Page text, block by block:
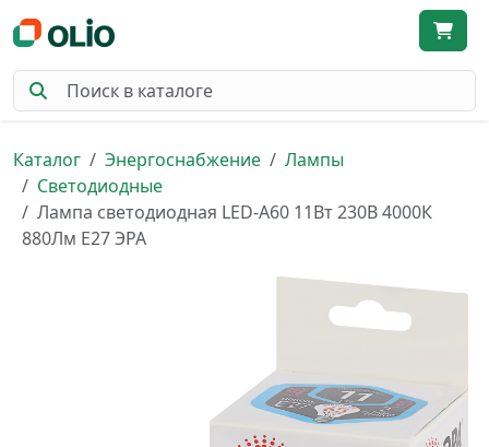
Каталог Энергоснабжение
Лампы
Светодиодные
Лампа светодиодная LED-A60 11Вт 230В 4000К
880Лм Е27 ЭРА